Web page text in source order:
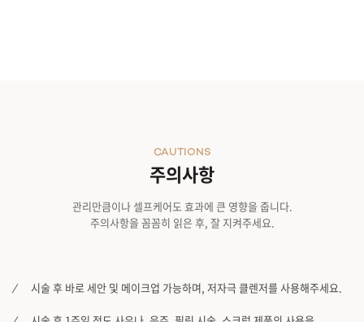
주의사항
CAUTIONS
관리만큼이나 셀프케어도 효과에 큰 영향을 줍니다.
주의사항을 꼼꼼히 읽은 후, 잘 지켜주세요.
시술 후 바로 세안 및 메이크업 가능하며, 저자극 클렌저를 사용해주세요.